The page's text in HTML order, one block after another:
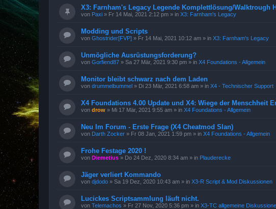
X3: Farnham's Legacy Legende Komplettlösung/Walktrough
von Paxi » Fr 14 Mai, 2021 2:12 pm » in X3: Farnham's Legacy
Modding und Scripts
von Ghostrider[FVP] » Fr 14 Mai, 2021 10:12 am » in X3: Farnham's Legacy
Unmögliche Ausrüstungsforderung?
von Gorfiend87 » Sa 27 Mär, 2021 9:30 pm » in X4 Foundations - Allgemein
Monitor bleibt schwarz nach dem Laden
von drummelbummel » Di 23 Mär, 2021 6:58 am » in X4 - Technischer Support
X4 Foundations 4.00 Update und X4: Wiege der Menschheit
von drow » Mi 17 Mär, 2021 9:55 am » in X4 Foundations - Allgemein
Neu Im Forum - Erste Frage (X4 Cheatmod Slan)
von Darth Zocker » Fr 08 Jan, 2021 1:59 pm » in X4 Foundations - Allgemein
Frohe Festage 2020 !
von Diemetius » Do 24 Dez, 2020 8:34 am » in Plauderecke
Jäger verliert Kommando
von djdodo » Sa 19 Dez, 2020 10:43 am » in X3-R Script & Mod Diskussionen
Lucickes Scriptsammlung läuft nicht.
von Telemachos » Fr 27 Nov, 2020 5:36 pm » in X3-TC allgemeine